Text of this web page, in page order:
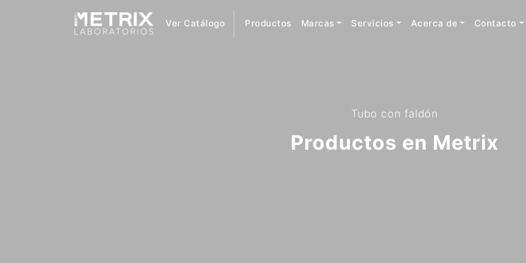
Ver Catálogo Productos Marcas Servicios Acerca de Contacto
Tubo con faldón
Productos en Metrix